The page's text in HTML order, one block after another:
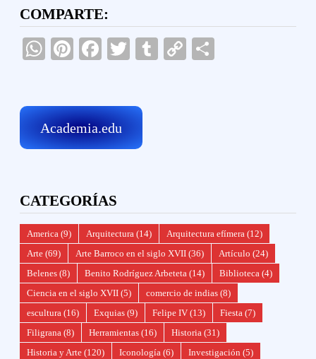
COMPARTE:
WhatsApp
Pinterest
Facebook
TwitterTumblr
Copy
Academia.edu
CATEGORÍAS
America (9) Arquitectura (14) Arquitectura efímera (12)
Arte (69) Arte Barroco en el siglo XVII (36) Artículo (24)
Belenes (8) Benito Rodríguez Arbeteta (14) Biblioteca (4)
Ciencia en el siglo XVII (5) comercio de indias (8)
escultura (16) Exquias (9) Felipe IV (13) Fiesta (7)
Filigrana (8) Herramientas (16) Historia (31)
Historia y Arte (120) Iconología (6) Investigación (5)